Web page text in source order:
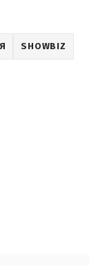
SHOWBIZ